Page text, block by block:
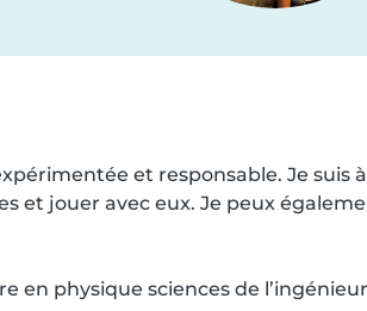
et responsable. Je suis
et jouer avec eux. Je peux
en physique sciences de